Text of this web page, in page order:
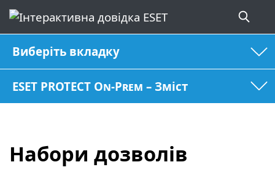
Виберіть вкладку
ESET PROTECT On-Prem – Зміст
Набори дозволів